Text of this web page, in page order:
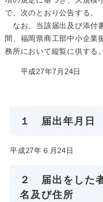
で、次のとおり公告する。
なお、当該届出及び添付
間、福岡県商工部中小企業
務所において縦覧に供する。
平成27年7月24日
１ 届出年月日
平成27年６月24日
２ 届出をした
名及び住所